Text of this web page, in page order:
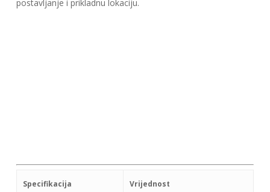
postavljanje i prikladnu lokaciju.
Specifikacija Vrijednost